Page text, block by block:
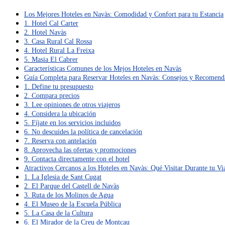
Los Mejores Hoteles en Navàs: Comodidad y Confort para tu Estancia
1. Hotel Cal Carter
2. Hotel Navàs
3. Casa Rural Cal Rossa
4. Hotel Rural La Freixa
5. Masia El Cabrer
Características Comunes de los Mejos Hoteles en Navàs
Guía Completa para Reservar Hoteles en Navàs: Consejos y
1. Define tu presupuesto
2. Compara precios
3. Lee opiniones de otros viajeros
4. Considera la ubicación
5. Fíjate en los servicios incluidos
6. No descuides la política de cancelación
7. Reserva con antelación
8. Aprovecha las ofertas y promociones
9. Contacta directamente con el hotel
Atractivos Cercanos a los Hoteles en Navàs: Qué Visitar Durante tu
1. La Iglesia de Sant Cugat
2. El Parque del Castell de Navàs
3. Ruta de los Molinos de Agua
4. El Museo de la Escuela Pública
5. La Casa de la Cultura
6. El Mirador de la Creu de Montcau